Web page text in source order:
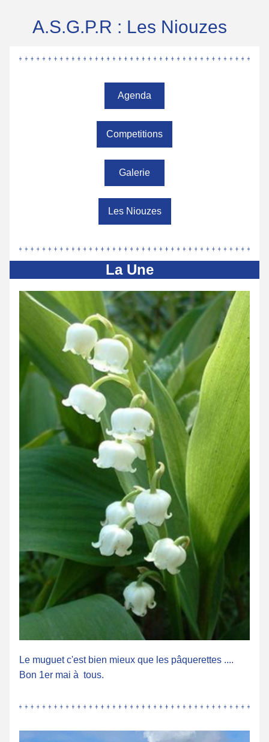
A.S.G.P.R : Les Niouzes
Agenda
Competitions
Galerie
Les Niouzes
La Une
Le muguet c'est bien mieux que les pâquerettes ....
Bon 1er mai à  tous.